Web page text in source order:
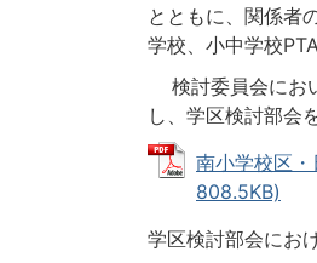
とともに、関係者
学校、小中学校
検討委員会にお
し、学区検討部会
南小学校区
808.5KB)
学区検討部会にお